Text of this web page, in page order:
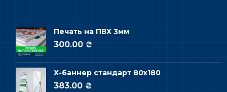
Печать на ПВХ 3мм
300.00 ₴
Х-баннер стандарт 80х180
383.00 ₴